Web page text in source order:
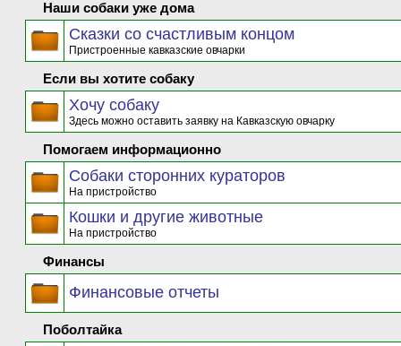
Наши собаки уже дома
Сказки со счастливым концом
Пристроенные кавказские овчарки
Если вы хотите собаку
Хочу собаку
Здесь можно оставить заявку на Кавказскую овчарку
Помогаем информационно
Собаки сторонних кураторов
На пристройство
Кошки и другие животные
На пристройство
Финансы
Финансовые отчеты
Поболтайка